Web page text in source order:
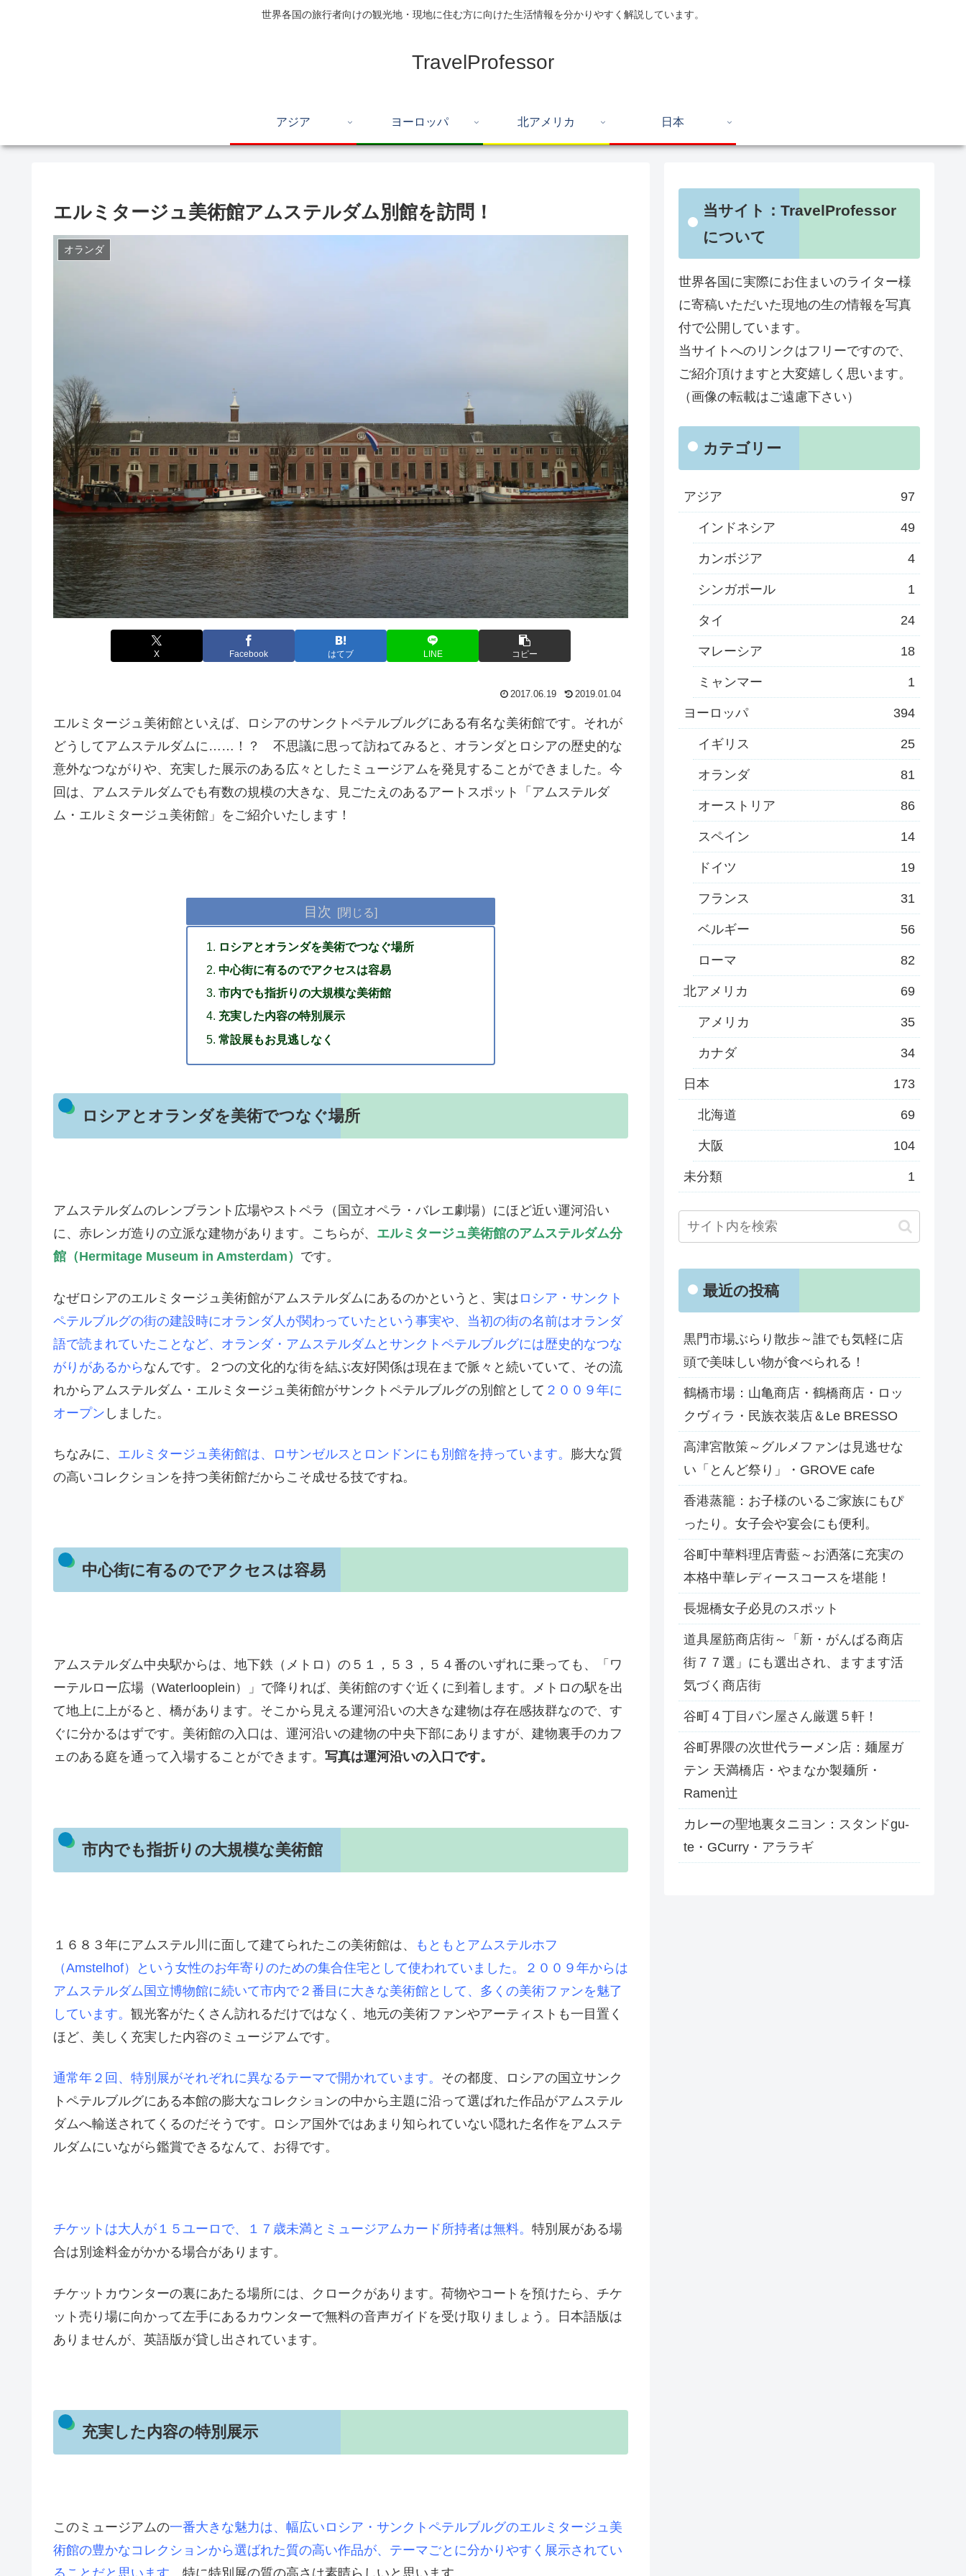
世界各国の旅行者向けの観光地・現地に住む方に向けた生活情報を分かりやすく解説しています。
TravelProfessor
アジア ヨーロッパ 北アメリカ 日本
エルミタージュ美術館アムステルダム別館を訪問！
オランダ
X Facebook はてブ LINE コピー
2017.06.19 2019.01.04
エルミタージュ美術館といえば、ロシアのサンクトペテルブルグにある有名な美術館です。それが
どうしてアムステルダムに……！？ 不思議に思って訪ねてみると、オランダとロシアの歴史的な
意外なつながりや、充実した展示のある広々としたミュージアムを発見することができました。今
回は、アムステルダムでも有数の規模の大きな、見ごたえのあるアートスポット「アムステルダ
ム・エルミタージュ美術館」をご紹介いたします！
目次
ロシアとオランダを美術でつなぐ場所
中心街に有るのでアクセスは容易
市内でも指折りの大規模な美術館
充実した内容の特別展示
常設展もお見逃しなく
ロシアとオランダを美術でつなぐ場所
アムステルダムのレンブラント広場やストペラ（国立オペラ・バレエ劇場）にほど近い運河沿い
に、赤レンガ造りの立派な建物があります。こちらが、 エルミタージュ美術館のアムステルダム分
館（Hermitage Museum in Amsterdam） です。
なぜロシアのエルミタージュ美術館がアムステルダムにあるのかというと、実は ロシア・サンクト
ペテルブルグの街の建設時にオランダ人が関わっていたという事実や、当初の街の名前はオランダ
語で読まれていたことなど、オランダ・アムステルダムとサンクトペテルブルグには歴史的なつな
がりがあるから なんです。２つの文化的な街を結ぶ友好関係は現在まで脈々と続いていて、その流
れからアムステルダム・エルミタージュ美術館がサンクトペテルブルグの別館として ２００９年に
オープン しました。
ちなみに、 エルミタージュ美術館は、ロサンゼルスとロンドンにも別館を持っています。 膨大な質
の高いコレクションを持つ美術館だからこそ成せる技ですね。
中心街に有るのでアクセスは容易
アムステルダム中央駅からは、地下鉄（メトロ）の５１，５３，５４番のいずれに乗っても、「ワ
ーテルロー広場（Waterlooplein）」で降りれば、美術館のすぐ近くに到着します。メトロの駅を出
て地上に上がると、橋があります。そこから見える運河沿いの大きな建物は存在感抜群なので、す
ぐに分かるはずです。美術館の入口は、運河沿いの建物の中央下部にありますが、建物裏手のカフ
ェのある庭を通って入場することができます。 写真は運河沿いの入口です。
市内でも指折りの大規模な美術館
１６８３年にアムステル川に面して建てられたこの美術館は、
もともとアムステルホフ
（Amstelhof）という女性のお年寄りのための集合住宅として使われていました。２００９年からは
アムステルダム国立博物館に続いて市内で２番目に大きな美術館として、多くの美術ファンを魅了
しています。 観光客がたくさん訪れるだけではなく、地元の美術ファンやアーティストも一目置く
ほど、美しく充実した内容のミュージアムです。
通常年２回、特別展がそれぞれに異なるテーマで開かれています。 その都度、ロシアの国立サンク
トペテルブルグにある本館の膨大なコレクションの中から主題に沿って選ばれた作品がアムステル
ダムへ輸送されてくるのだそうです。ロシア国外ではあまり知られていない隠れた名作をアムステ
ルダムにいながら鑑賞できるなんて、お得です。
チケットは大人が１５ユーロで、１７歳未満とミュージアムカード所持者は無料。 特別展がある場
合は別途料金がかかる場合があります。
チケットカウンターの裏にあたる場所には、クロークがあります。荷物やコートを預けたら、チケ
ット売り場に向かって左手にあるカウンターで無料の音声ガイドを受け取りましょう。日本語版は
ありませんが、英語版が貸し出されています。
充実した内容の特別展示
このミュージアムの一番大きな魅力は、幅広いロシア・サンクトペテルブルグのエルミタージュ美
術館の豊かなコレクションから選ばれた質の高い作品が、テーマごとに分かりやすく展示されてい
ることだと思います。 特に特別展の質の高さは素晴らしいと思います。
当サイト：TravelProfessor
について
世界各国に実際にお住まいのライター様
に寄稿いただいた現地の生の情報を写真
付で公開しています。
当サイトへのリンクはフリーですので、
ご紹介頂けますと大変嬉しく思います。
（画像の転載はご遠慮下さい）
カテゴリー
アジア 97
インドネシア 49
カンボジア 4
シンガポール 1
タイ 24
マレーシア 18
ミャンマー 1
ヨーロッパ 394
イギリス 25
オランダ 81
オーストリア 86
スペイン 14
ドイツ 19
フランス 31
ベルギー 56
ローマ 82
北アメリカ 69
アメリカ 35
カナダ 34
日本 173
北海道 69
大阪 104
未分類 1
最近の投稿
黒門市場ぶらり散歩～誰でも気軽に店
頭で美味しい物が食べられる！
鶴橋市場：山亀商店・鶴橋商店・ロッ
クヴィラ・民族衣装店＆Le BRESSO
高津宮散策～グルメファンは見逃せな
い「とんど祭り」・GROVE cafe
香港蒸籠：お子様のいるご家族にもぴ
ったり。女子会や宴会にも便利。
谷町中華料理店青藍～お洒落に充実の
本格中華レディースコースを堪能！
長堀橋女子必見のスポット
道具屋筋商店街～「新・がんばる商店
街７７選」にも選出され、ますます活
気づく商店街
谷町４丁目パン屋さん厳選５軒！
谷町界隈の次世代ラーメン店：麺屋ガ
テン 天満橋店・やまなか製麺所・
Ramen辻
カレーの聖地裏タニヨン：スタンドgu-
te・GCurry・アララギ